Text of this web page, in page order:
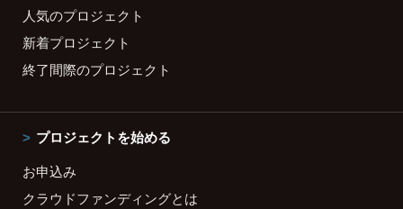
人気のプロジェクト
新着プロジェクト
終了間際のプロジェクト
プロジェクトを始める
お申込み
クラウドファンディングとは